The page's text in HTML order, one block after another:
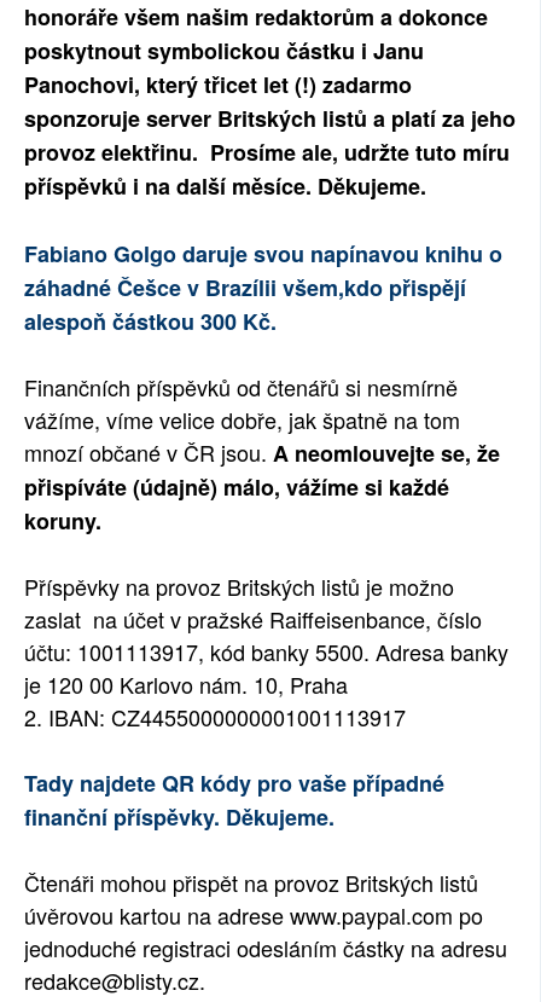
honoráře všem našim redaktorům a dokonce
poskytnout symbolickou částku i Janu
Panochovi, který třicet let (!) zadarmo
sponzoruje server Britských listů a platí za jeho
provoz elektřinu. Prosíme ale, udržte tuto míru
příspěvků i na další měsíce. Děkujeme.
Fabiano Golgo daruje svou napínavou knihu o
záhadné Češce v Brazílii všem,kdo přispějí
alespoň částkou 300 Kč.
Finančních příspěvků od čtenářů si nesmírně
vážíme, víme velice dobře, jak špatně na tom
mnozí občané v ČR jsou. A neomlouvejte se, že
přispíváte (údajně) málo, vážíme si každé
koruny.
Příspěvky na provoz Britských listů je možno
zaslat na účet v pražské Raiffeisenbance, číslo
účtu: 1001113917, kód banky 5500. Adresa banky
je 120 00 Karlovo nám. 10, Praha
2. IBAN: CZ4455000000001001113917
Tady najdete QR kódy pro vaše případné
finanční příspěvky. Děkujeme.
Čtenáři mohou přispět na provoz Britských listů
úvěrovou kartou na adrese www.paypal.com po
jednoduché registraci odesláním částky na adresu
redakce@blisty.cz.